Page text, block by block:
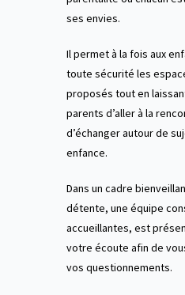
ses envies.
Il permet à la fois aux
toute sécurité les
proposés tout en
parents d’aller à la
d’échanger autour de
enfance.
Dans un cadre
détente, une équipe
accueillantes, est
votre écoute afin de
vos questionnements.